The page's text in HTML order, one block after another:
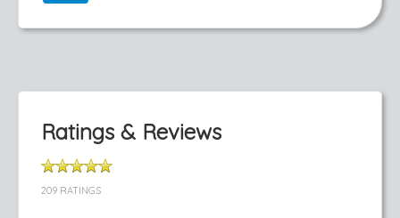
Ratings & Reviews
209 RATINGS